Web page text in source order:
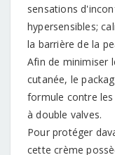
sensations
hypersensibles;
la barrière de la
Afin de minimiser
cutanée, le
formule contre
à double valves.
Pour protéger
cette crème